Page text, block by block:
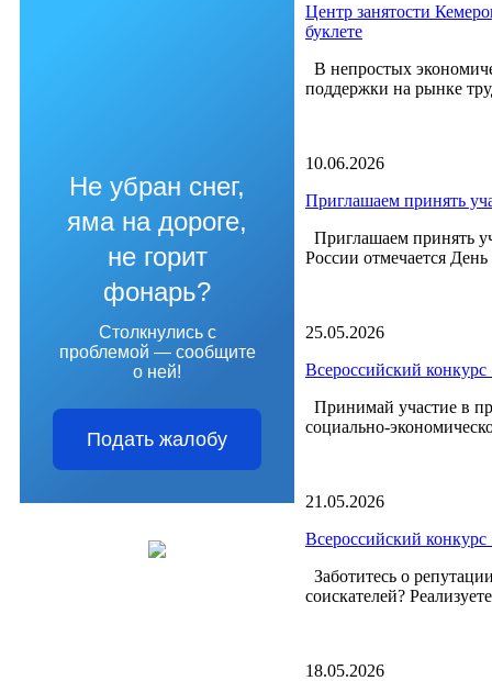
Не убран снег,
яма на дороге,
не горит
фонарь?
Столкнулись с
проблемой — сообщите
о ней!
Подать жалобу
Центр занятости
буклете
В непростых
поддержки на рынке
10.06.2026
Приглашаем принять
Приглашаем принять
России отмечается
25.05.2026
Всероссийский
Принимай участие в
социально-
21.05.2026
Всероссийский
Заботитесь о
соискателей?
18.05.2026